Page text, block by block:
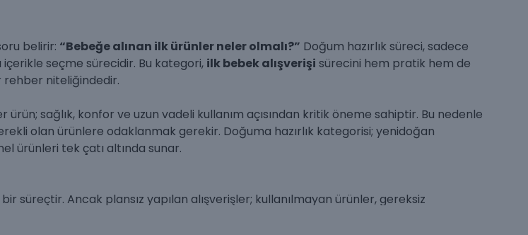
belirir: “Bebeğe alınan ilk ürünler neler olmalı?” Doğum hazırlık süreci, sadece
seçme sürecidir. Bu kategori, ilk bebek alışverişi sürecini hem pratik hem de
rehber niteliğindedir.
sağlık, konfor ve uzun vadeli kullanım açısından kritik öneme sahiptir. Bu nedenle
olan ürünlere odaklanmak gerekir. Doğuma hazırlık kategorisi; yenidoğan
ürünleri tek çatı altında sunar.
süreçtir. Ancak plansız yapılan alışverişler; kullanılmayan ürünler, gereksiz